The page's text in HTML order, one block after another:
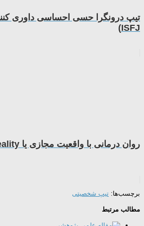
تیپ درونگرا حسی احساسی داوری
ISFJ)
روان درمانی با واقعیت مجازی یا virtual reality
برچسب‌ها: تیپ شخصیتی
مطالب مرتبط